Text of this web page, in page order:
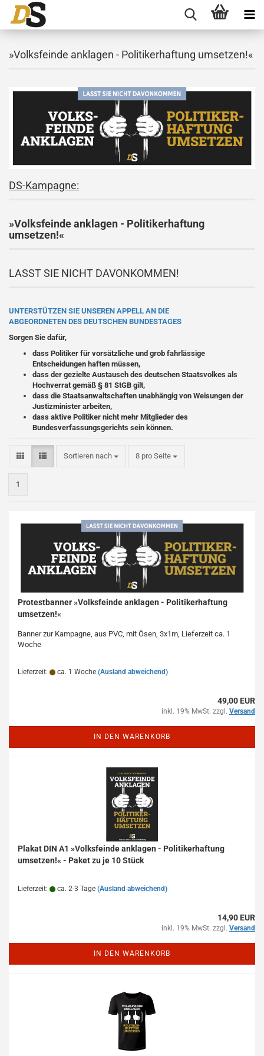
»Volksfeinde anklagen - Politikerhaftung umsetzen!«
DS-Kampagne:
»Volksfeinde anklagen - Politikerhaftung
umsetzen!«
LASST SIE NICHT DAVONKOMMEN!
UNTERSTÜTZEN SIE UNSEREN APPELL AN DIE
ABGEORDNETEN DES DEUTSCHEN BUNDESTAGES
Sorgen Sie dafür,
dass Politiker für vorsätzliche und grob fahrlässige
Entscheidungen haften müssen,
dass der gezielte Austausch des deutschen Staatsvolkes als
Hochverrat gemäß § 81 StGB gilt,
dass die Staatsanwaltschaften unabhängig von Weisungen der
Justizminister arbeiten,
dass aktive Politiker nicht mehr Mitglieder des
Bundesverfassungsgerichts sein können.
Sortieren nach
Sortieren nach 8 pro Seite
pro Seite
1
Protestbanner »Volksfeinde anklagen - Politikerhaftung
umsetzen!«
Banner zur Kampagne, aus PVC, mit Ösen, 3x1m, Lieferzeit ca. 1
Woche
Lieferzeit: ca. 1 Woche (Ausland abweichend)
49,00 EUR
inkl. 19% MwSt. zzgl. Versand
IN DEN WARENKORB
Plakat DIN A1 »Volksfeinde anklagen - Politikerhaftung
umsetzen!« - Paket zu je 10 Stück
Lieferzeit: ca. 2-3 Tage (Ausland abweichend)
14,90 EUR
inkl. 19% MwSt. zzgl. Versand
IN DEN WARENKORB